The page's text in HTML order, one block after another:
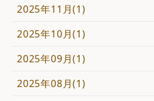
2025年11月(1)
2025年10月(1)
2025年09月(1)
2025年08月(1)